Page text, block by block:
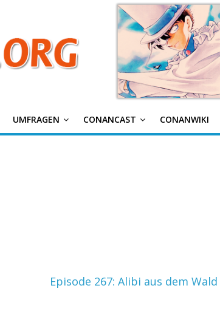
UMFRAGEN CONANCAST CONANWIKI
Episode 267: Alibi aus dem Wald